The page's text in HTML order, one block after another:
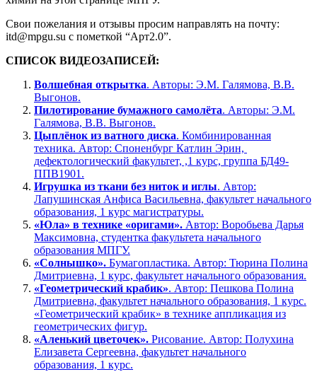
Свои пожелания и отзывы просим направлять на почту:
itd@mpgu.su с пометкой “Арт2.0”.
СПИСОК ВИДЕОЗАПИСЕЙ:
Волшебная открытка. Авторы: Э.М. Галямова, В.В.
Выгонов.
Пилотирование бумажного самолёта. Авторы: Э.М.
Галямова, В.В. Выгонов.
Цыплёнок из ватного диска. Комбинированная
техника. Автор: Споненбург Катлин Эрин,
дефектологический факультет, ,1 курс, группа БД49-
ППВ1901.
Игрушка из ткани без ниток и иглы. Автор:
Лапушинская Анфиса Васильевна, факультет начального
образования, 1 курс магистратуры.
«Юла» в технике «оригами». Автор: Воробьева Дарья
Максимовна, студентка факультета начального
образования МПГУ.
«Солнышко». Бумагопластика. Автор: Тюрина Полина
Дмитриевна, 1 курс, факультет начального образования.
«Геометрический крабик». Автор: Пешкова Полина
Дмитриевна, факультет начального образования, 1 курс.
«Геометрический крабик» в технике аппликация из
геометрических фигур.
«Аленький цветочек». Рисование. Автор: Полухина
Елизавета Сергеевна, факультет начального
образования, 1 курс.